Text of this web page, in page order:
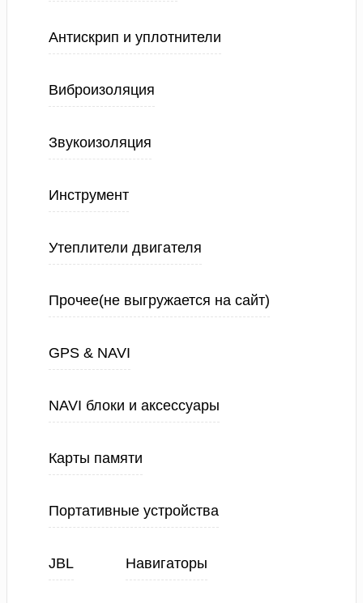
Антискрип и уплотнители
Виброизоляция
Звукоизоляция
Инструмент
Утеплители двигателя
Прочее(не выгружается на сайт)
GPS & NAVI
NAVI блоки и аксессуары
Карты памяти
Портативные устройства
JBL Навигаторы